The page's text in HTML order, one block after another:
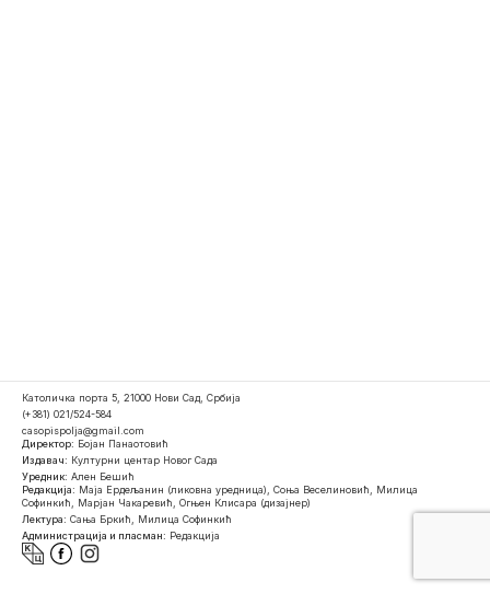
Католичка порта 5, 21000 Нови Сад, Србија
(+381) 021/524-584
casopispolja@gmail.com
Директор: Бојан Панаотовић
Издавач: Културни центар Новог Сада
Уредник: Ален Бешић
Редакција: Маја Ердељанин (ликовна уредница), Соња Веселиновић, Милица
Софинкић, Марјан Чакаревић, Огњен Клисара (дизајнер)
Лектура: Сања Бркић, Милица Софинкић
Администрација и пласман: Редакција